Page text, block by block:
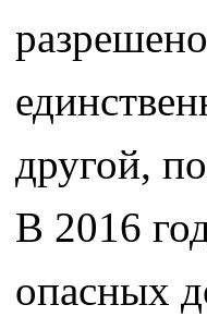
другой,
В 2016
опасных